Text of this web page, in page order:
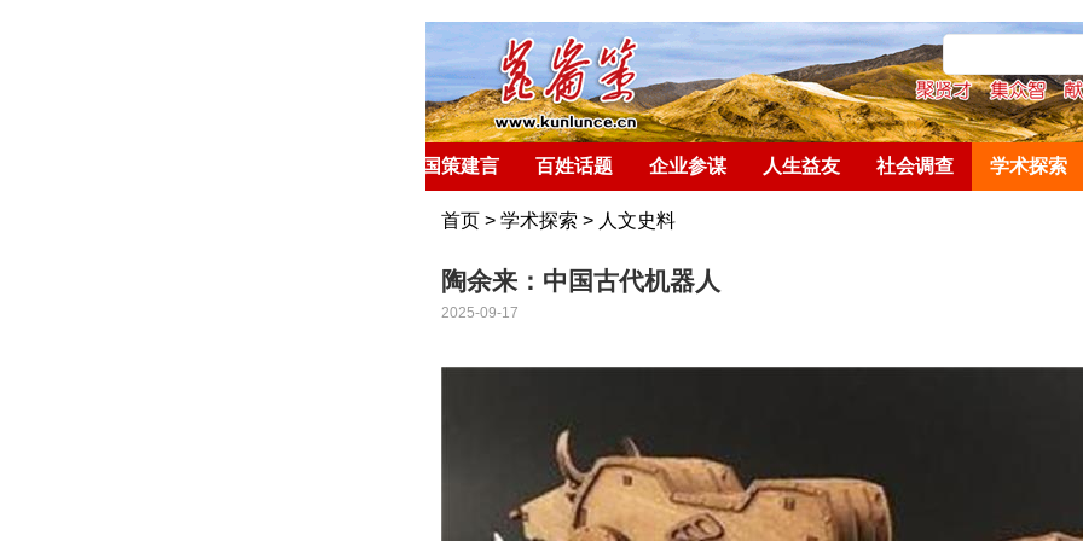
国策建言 百姓话题 企业参谋 人生益友 社会调查 学术探索
首页> 学术探索 > 人文史料
陶余来：中国古代机器人
2025-09-17